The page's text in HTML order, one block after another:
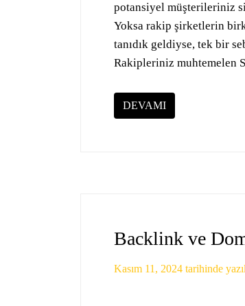
potansiyel müşterileriniz
Yoksa rakip şirketlerin
tanıdık geldiyse, tek bir
Rakipleriniz muhtemelen
DEVAMI
Backlink ve
Kasım 11, 2024 tarihinde